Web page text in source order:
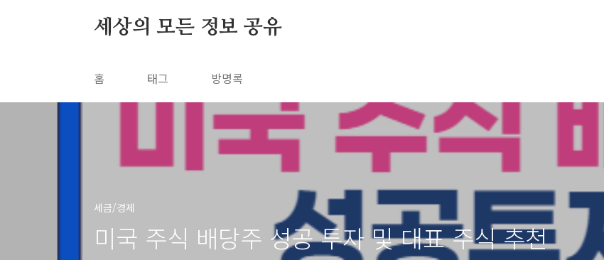
세상의 모든 정보 공유
홈 태그 방명록
세금/경제
미국 주식 배당주 성공 투자 및 대표 주식 추천